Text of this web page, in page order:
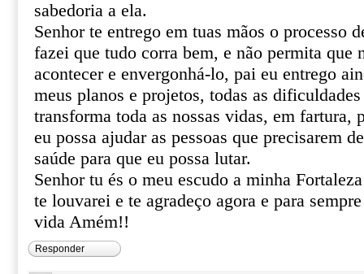
sabedoria a ela.
Senhor te entrego em tuas mãos o processo
fazei que tudo corra bem, e não permita que
acontecer e envergonhá-lo, pai eu entrego
meus planos e projetos, todas as
transforma toda as nossas vidas, em fartura,
eu possa ajudar as pessoas que precisarem
saúde para que eu possa lutar.
Senhor tu és o meu escudo a minha
te louvarei e te agradeço agora e para
vida Amém!!
Responder